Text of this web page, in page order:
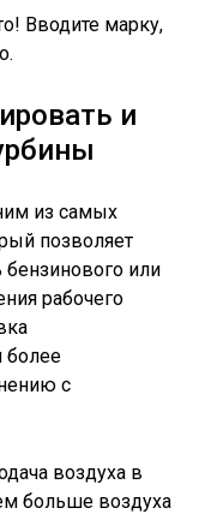
Вводите марку,
и
из самых
позволяет
или
рабочего
более
с
воздуха в
больше воздуха